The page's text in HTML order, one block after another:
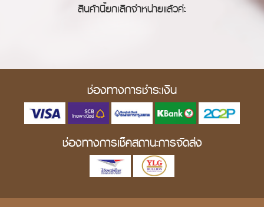
สินค้านี้ยกเลิกจำหน่ายแล้วค่ะ
ช่องทางการชำระเงิน
ช่องทางการเช็คสถานะการจัดส่ง